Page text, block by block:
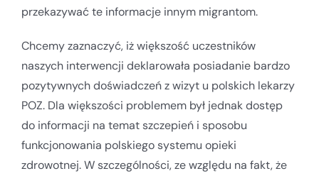
przekazywać te informacje innym migrantom.
Chcemy zaznaczyć, iż większość uczestników
naszych interwencji deklarowała posiadanie bardzo
pozytywnych doświadczeń z wizyt u polskich lekarzy
POZ. Dla większości problemem był jednak dostęp
do informacji na temat szczepień i sposobu
funkcjonowania polskiego systemu opieki
zdrowotnej. W szczególności, ze względu na fakt, że